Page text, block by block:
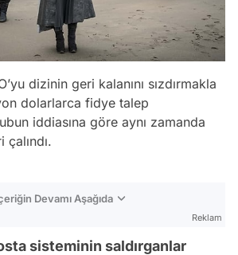
dizinin geri kalanını sızdırmakla
dolarlarca fidye talep
iddiasına göre aynı zamanda
Devamı Aşağıda
Reklam
sisteminin saldırganlar